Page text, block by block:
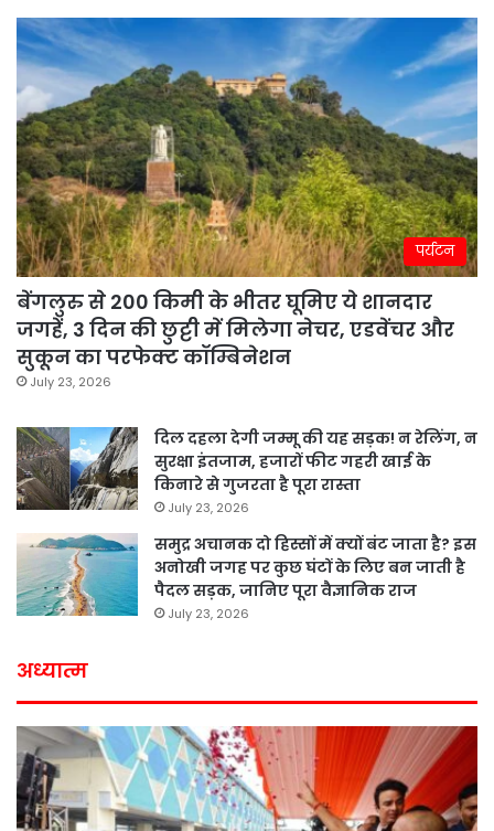
पर्यटन
बेंगलुरु से 200 किमी के भीतर घूमिए ये शानदार
जगहें, 3 दिन की छुट्टी में मिलेगा नेचर, एडवेंचर और
सुकून का परफेक्ट कॉम्बिनेशन
July 23, 2026
दिल दहला देगी जम्मू की यह सड़क! न रेलिंग, न
सुरक्षा इंतजाम, हजारों फीट गहरी खाई के
किनारे से गुजरता है पूरा रास्ता
July 23, 2026
समुद्र अचानक दो हिस्सों में क्यों बंट जाता है? इस
अनोखी जगह पर कुछ घंटों के लिए बन जाती है
पैदल सड़क, जानिए पूरा वैज्ञानिक राज
July 23, 2026
अध्यात्म